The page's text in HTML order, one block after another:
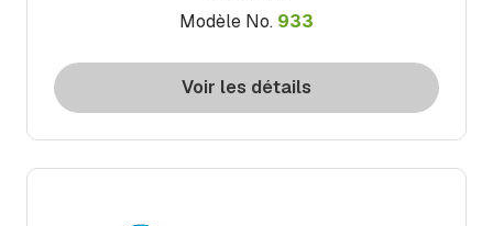
Modèle No. 933
Voir les détails